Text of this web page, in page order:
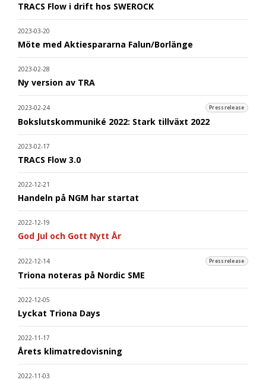
TRACS Flow i drift hos SWEROCK
2023-03-20
Möte med Aktiespararna Falun/Borlänge
2023-02-28
Ny version av TRA
2023-02-24 Pressrelease
Bokslutskommuniké 2022: Stark tillväxt 2022
2023-02-17
TRACS Flow 3.0
2022-12-21
Handeln på NGM har startat
2022-12-19
God Jul och Gott Nytt År
2022-12-14 Pressrelease
Triona noteras på Nordic SME
2022-12-05
Lyckat Triona Days
2022-11-17
Årets klimatredovisning
2022-11-03